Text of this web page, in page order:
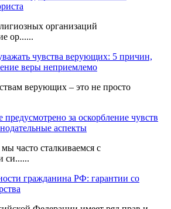
организаций
ор......
чувства верующих: 5 причин,
веры неприемлемо
верующих – это не просто
предусмотрено за оскорбление чувств
аспекты
часто сталкиваемся с
си......
гражданина РФ: гарантии со